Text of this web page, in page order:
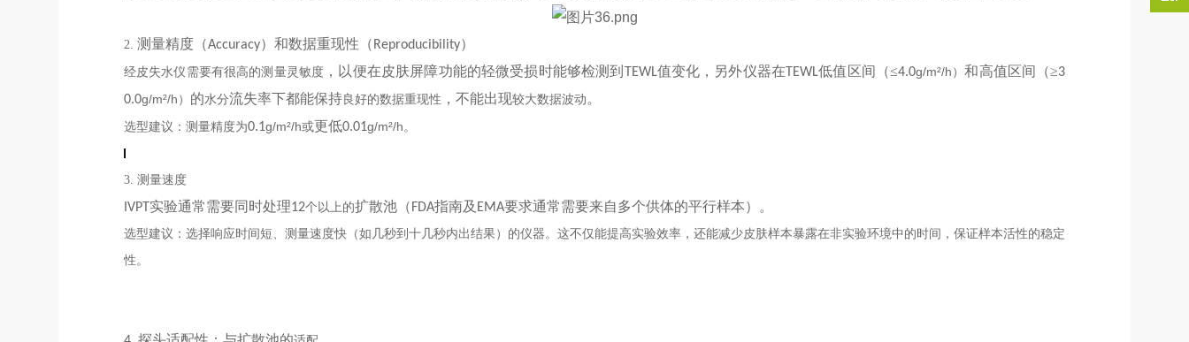
2. 测量精度（Accuracy）和数据重现性（ Reproducibility）
经皮失水仪需要有很高的测量灵敏度 ，以便在皮肤屏障功能的轻微受损时能够检测到 TEWL值变化，另外仪器在 TEWL低值区间（≤4.0g/m²/h ）和高值区间（≥3
0.0g/m²/h ） 的水分流失率下都能保持良好的数据重现性 ，不能出现较大数据波动 。
选型建议 ： 测量精度为0.1g/m²/h或更低0.01g/m²/h。
3. 测量速度
IVPT 实验通常需要同时处理12个 以上的扩散池（ FDA指南及 EMA要求通常需要来自多个供体的平行样本）。
选型建议：选择响应时间短、测量速度快（如几秒到十几秒内出结果）的仪器。这不仅能提高实验效率，还能减少皮肤样本暴露在非实验环境中的时间，保证样本活性的稳定
性。